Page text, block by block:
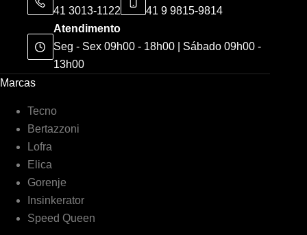
41 3013-1122
41 9 9815-9814
Atendimento
Seg - Sex 09h00 - 18h00 | Sábado 09h00 -
13h00
Marcas
Tecno
Bertazzoni
Lofra
Elica
Gorenje
Insinkerator
Speed Queen